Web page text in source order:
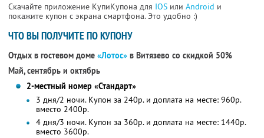
Скачайте приложение КупиКупона для IOS или Android и
покажите купон с экрана смартфона. Это удобно :)
ЧТО ВЫ ПОЛУЧИТЕ ПО КУПОНУ
Отдых в гостевом доме «Лотос» в Витязево со скидкой 50%
Май, сентябрь и октябрь
2-местный номер «Стандарт»
3 дня/2 ночи. Купон за 240р. и доплата на месте: 960р.
вместо 2400р.
4 дня/3 ночи. Купон за 360р. и доплата на месте: 1440р.
вместо 3600р.